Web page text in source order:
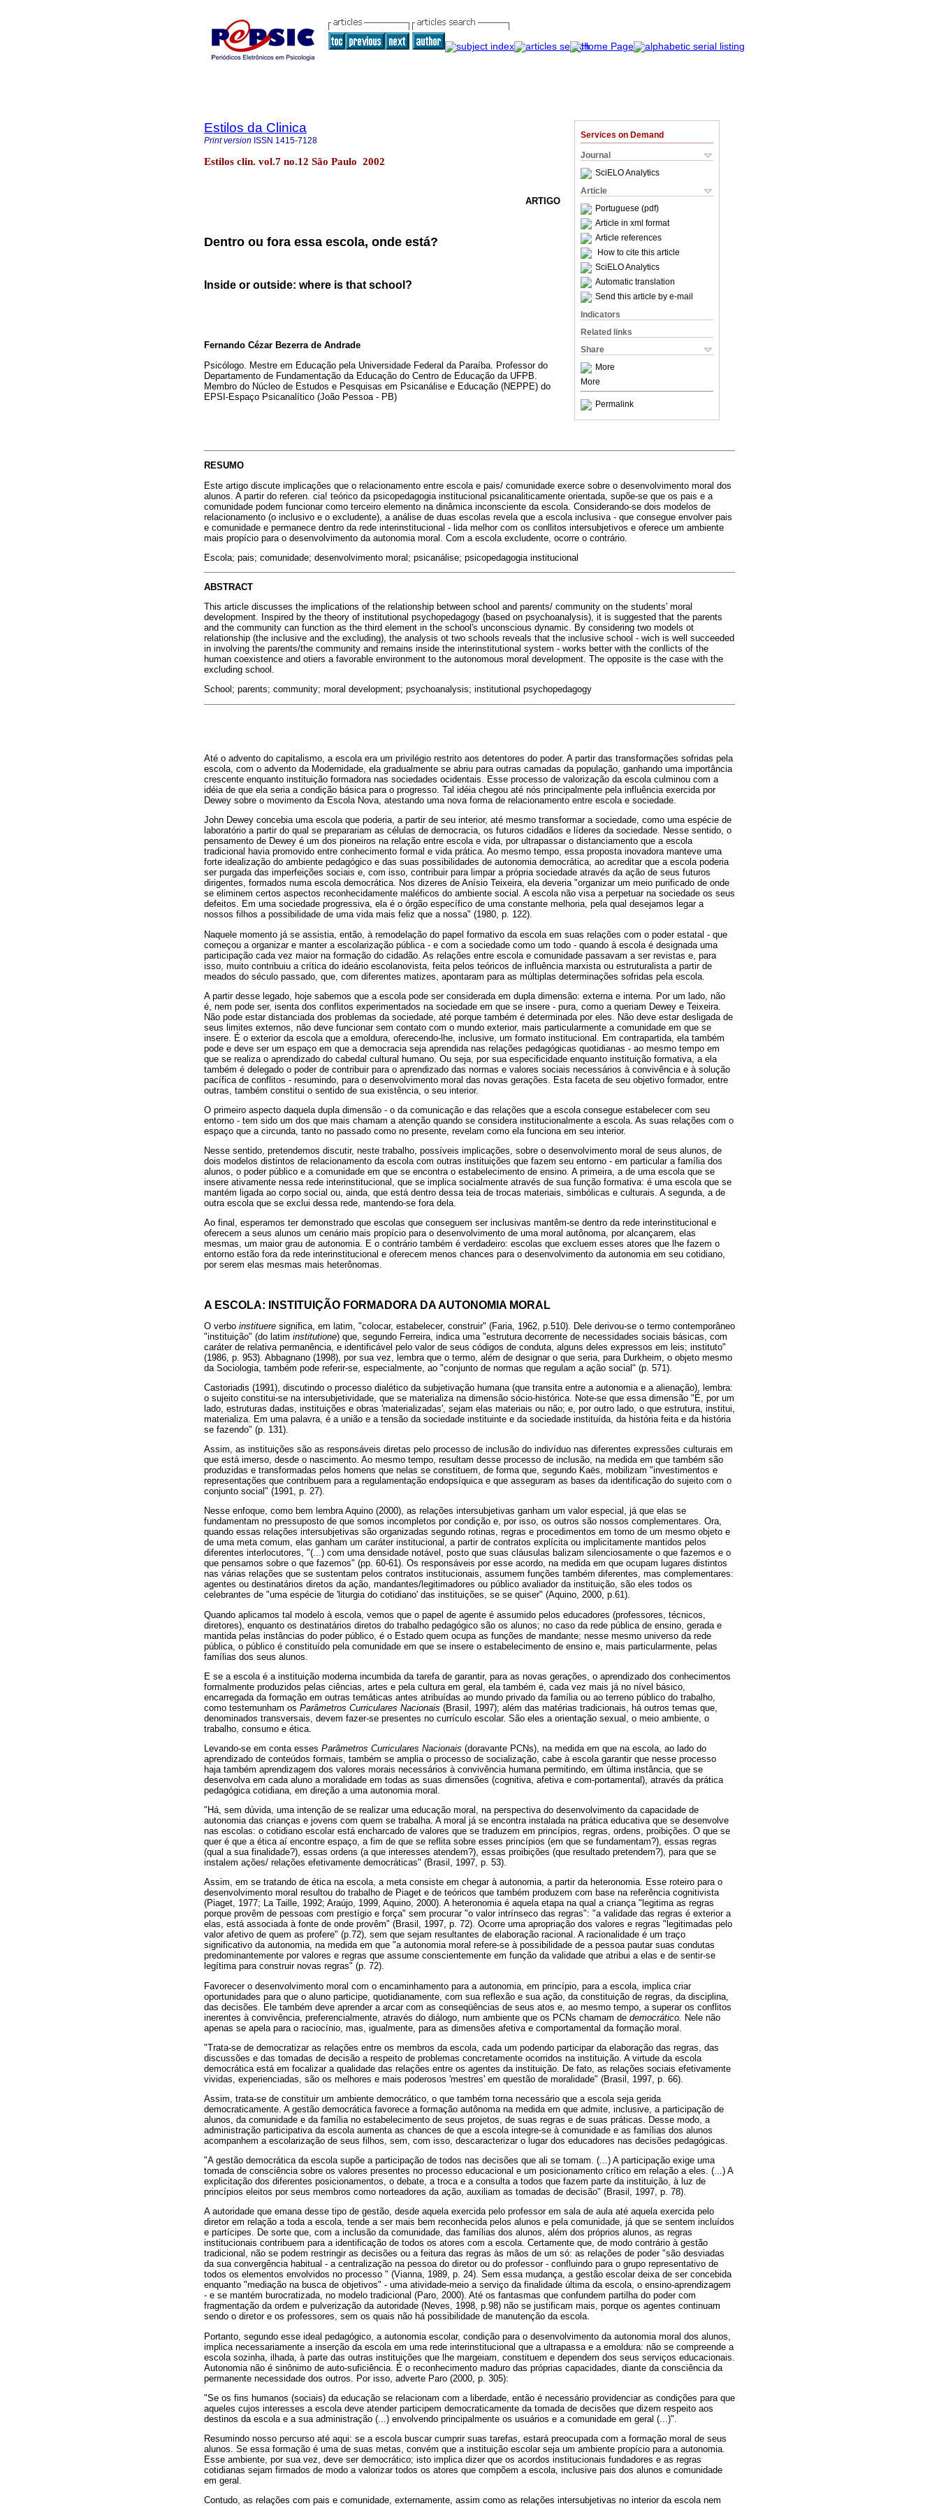
Services on Demand
Journal
SciELO Analytics
Article
Portuguese (pdf)
Article in xml format
Article references
How to cite this article
SciELO Analytics
Automatic translation
Send this article by e-mail
Indicators
Related links
Share
More
More
Permalink
Estilos da Clinica
Print version ISSN 1415-7128
Estilos clin. vol.7 no.12 São Paulo 2002
ARTIGO
Dentro ou fora essa escola, onde está?
Inside or outside: where is that school?
Fernando Cézar Bezerra de Andrade
Psicólogo. Mestre em Educação pela Universidade Federal da Paraíba. Professor do
Departamento de Fundamentação da Educação do Centro de Educação da UFPB.
Membro do Núcleo de Estudos e Pesquisas em Psicanálise e Educação (NEPPE) do
EPSI-Espaço Psicanalítico (João Pessoa - PB)
RESUMO
Este artigo discute implicações que o relacionamento entre escola e pais/ comunidade exerce sobre o desenvolvimento moral dos
alunos. A partir do referen. cia! teórico da psicopedagogia institucional psicanaliticamente orientada, supõe-se que os pais e a
comunidade podem funcionar como terceiro elemento na dinâmica inconsciente da escola. Considerando-se dois modelos de
relacionamento (o inclusivo e o excludente), a análise de duas escolas revela que a escola inclusiva - que consegue envolver pais
e comunidade e permanece dentro da rede interinstitucional - lida melhor com os conllitos intersubjetivos e oferece um ambiente
mais propício para o desenvolvimento da autonomia moral. Com a escola excludente, ocorre o contrário.
Escola; pais; comunidade; desenvolvimento moral; psicanálise; psicopedagogia institucional
ABSTRACT
This article discusses the implications of the relationship between school and parents/ community on the students' moral
development. Inspired by the theory of institutional psychopedagogy (based on psychoanalysis), it is suggested that the parents
and the community can function as the third element in the school's unconscious dynamic. By considering two models ot
relationship (the inclusive and the excluding), the analysis ot two schools reveals that the inclusive school - wich is well succeeded
in involving the parents/the community and remains inside the interinstitutional system - works better with the conllicts of the
human coexistence and otiers a favorable environment to the autonomous moral development. The opposite is the case with the
excluding school.
School; parents; community; moral development; psychoanalysis; institutional psychopedagogy
Até o advento do capitalismo, a escola era um privilégio restrito aos detentores do poder. A partir das transformações sofridas pela
escola, com o advento da Modernidade, ela gradualmente se abriu para outras camadas da população, ganhando uma importância
crescente enquanto instituição formadora nas sociedades ocidentais. Esse processo de valorização da escola culminou com a
idéia de que ela seria a condição básica para o progresso. Tal idéia chegou até nós principalmente pela influência exercida por
Dewey sobre o movimento da Escola Nova, atestando uma nova forma de relacionamento entre escola e sociedade.
John Dewey concebia uma escola que poderia, a partir de seu interior, até mesmo transformar a sociedade, como uma espécie de
laboratório a partir do qual se preparariam as células de democracia, os futuros cidadãos e líderes da sociedade. Nesse sentido, o
pensamento de Dewey é um dos pioneiros na relação entre escola e vida, por ultrapassar o distanciamento que a escola
tradicional havia promovido entre conhecimento formal e vida prática. Ao mesmo tempo, essa proposta inovadora manteve uma
forte idealização do ambiente pedagógico e das suas possibilidades de autonomia democrática, ao acreditar que a escola poderia
ser purgada das imperfeições sociais e, com isso, contribuir para limpar a própria sociedade através da ação de seus futuros
dirigentes, formados numa escola democrática. Nos dizeres de Anísio Teixeira, ela deveria "organizar um meio purificado de onde
se eliminem certos aspectos reconhecidamente maléficos do ambiente social. A escola não visa a perpetuar na sociedade os seus
defeitos. Em uma sociedade progressiva, ela é o órgão específico de uma constante melhoria, pela qual desejamos legar a
nossos filhos a possibilidade de uma vida mais feliz que a nossa" (1980, p. 122).
Naquele momento já se assistia, então, à remodelação do papel formativo da escola em suas relações com o poder estatal - que
começou a organizar e manter a escolarização pública - e com a sociedade como um todo - quando à escola é designada uma
participação cada vez maior na formação do cidadão. As relações entre escola e comunidade passavam a ser revistas e, para
isso, muito contribuiu a crítica do ideário escolanovista, feita pelos teóricos de influência marxista ou estruturalista a partir de
meados do século passado, que, com diferentes matizes, apontaram para as múltiplas determinações sofridas pela escola.
A partir desse legado, hoje sabemos que a escola pode ser considerada em dupla dimensão: externa e interna. Por um lado, não
é, nem pode ser, isenta dos conflitos experimentados na sociedade em que se insere - pura, como a queriam Dewey e Teixeira.
Não pode estar distanciada dos problemas da sociedade, até porque também é determinada por eles. Não deve estar desligada de
seus limites externos, não deve funcionar sem contato com o mundo exterior, mais particularmente a comunidade em que se
insere. É o exterior da escola que a emoldura, oferecendo-lhe, inclusive, um formato institucional. Em contrapartida, ela também
pode e deve ser um espaço em que a democracia seja aprendida nas relações pedagógicas quotidianas - ao mesmo tempo em
que se realiza o aprendizado do cabedal cultural humano. Ou seja, por sua especificidade enquanto instituição formativa, a ela
também é delegado o poder de contribuir para o aprendizado das normas e valores sociais necessários à convivência e à solução
pacífica de conflitos - resumindo, para o desenvolvimento moral das novas gerações. Esta faceta de seu objetivo formador, entre
outras, também constitui o sentido de sua existência, o seu interior.
O primeiro aspecto daquela dupla dimensão - o da comunicação e das relações que a escola consegue estabelecer com seu
entorno - tem sido um dos que mais chamam a atenção quando se considera institucionalmente a escola. As suas relações com o
espaço que a circunda, tanto no passado como no presente, revelam como ela funciona em seu interior.
Nesse sentido, pretendemos discutir, neste trabalho, possíveis implicações, sobre o desenvolvimento moral de seus alunos, de
dois modelos distintos de relacionamento da escola com outras instituições que fazem seu entorno - em particular a família dos
alunos, o poder público e a comunidade em que se encontra o estabelecimento de ensino. A primeira, a de uma escola que se
insere ativamente nessa rede interinstitucional, que se implica socialmente através de sua função formativa: é uma escola que se
mantém ligada ao corpo social ou, ainda, que está dentro dessa teia de trocas materiais, simbólicas e culturais. A segunda, a de
outra escola que se exclui dessa rede, mantendo-se fora dela.
Ao final, esperamos ter demonstrado que escolas que conseguem ser inclusivas mantêm-se dentro da rede interinstitucional e
oferecem a seus alunos um cenário mais propício para o desenvolvimento de uma moral autônoma, por alcançarem, elas
mesmas, um maior grau de autonomia. E o contrário também é verdadeiro: escolas que excluem esses atores que lhe fazem o
entorno estão fora da rede interinstitucional e oferecem menos chances para o desenvolvimento da autonomia em seu cotidiano,
por serem elas mesmas mais heterônomas.
A ESCOLA: INSTITUIÇÃO FORMADORA DA AUTONOMIA MORAL
O verbo instituere significa, em latim, "colocar, estabelecer, construir" (Faria, 1962, p.510). Dele derivou-se o termo contemporâneo
"instituição" (do latim institutione) que, segundo Ferreira, indica uma "estrutura decorrente de necessidades sociais básicas, com
caráter de relativa permanência, e identificável pelo valor de seus códigos de conduta, alguns deles expressos em leis; instituto"
(1986, p. 953). Abbagnano (1998), por sua vez, lembra que o termo, além de designar o que seria, para Durkheim, o objeto mesmo
da Sociologia, também pode referir-se, especialmente, ao "conjunto de normas que regulam a ação social" (p. 571).
Castoriadis (1991), discutindo o processo dialético da subjetivação humana (que transita entre a autonomia e a alienação), lembra:
o sujeito constitui-se na intersubjetividade, que se materializa na dimensão sócio-histórica. Note-se que essa dimensão "É, por um
lado, estruturas dadas, instituições e obras 'materializadas', sejam elas materiais ou não; e, por outro lado, o que estrutura, institui,
materializa. Em uma palavra, é a união e a tensão da sociedade instituinte e da sociedade instituída, da história feita e da história
se fazendo" (p. 131).
Assim, as instituições são as responsáveis diretas pelo processo de inclusão do indivíduo nas diferentes expressões culturais em
que está imerso, desde o nascimento. Ao mesmo tempo, resultam desse processo de inclusão, na medida em que também são
produzidas e transformadas pelos homens que nelas se constituem, de forma que, segundo Kaës, mobilizam "investimentos e
representações que contribuem para a regulamentação endopsíquica e que asseguram as bases da identificação do sujeito com o
conjunto social" (1991, p. 27).
Nesse enfoque, como bem lembra Aquino (2000), as relações intersubjetivas ganham um valor especial, já que elas se
fundamentam no pressuposto de que somos incompletos por condição e, por isso, os outros são nossos complementares. Ora,
quando essas relações intersubjetivas são organizadas segundo rotinas, regras e procedimentos em torno de um mesmo objeto e
de uma meta comum, elas ganham um caráter institucional, a partir de contratos explícita ou implicitamente mantidos pelos
diferentes interlocutores, "(...) com uma densidade notável, posto que suas cláusulas balizam silenciosamente o que fazemos e o
que pensamos sobre o que fazemos" (pp. 60-61). Os responsáveis por esse acordo, na medida em que ocupam lugares distintos
nas várias relações que se sustentam pelos contratos institucionais, assumem funções também diferentes, mas complementares:
agentes ou destinatários diretos da ação, mandantes/legitimadores ou público avaliador da instituição, são eles todos os
celebrantes de "uma espécie de 'liturgia do cotidiano' das instituições, se se quiser" (Aquino, 2000, p.61).
Quando aplicamos tal modelo à escola, vemos que o papel de agente é assumido pelos educadores (professores, técnicos,
diretores), enquanto os destinatários diretos do trabalho pedagógico são os alunos; no caso da rede pública de ensino, gerada e
mantida pelas instâncias do poder público, é o Estado quem ocupa as funções de mandante; nesse mesmo universo da rede
pública, o público é constituído pela comunidade em que se insere o estabelecimento de ensino e, mais particularmente, pelas
famílias dos seus alunos.
E se a escola é a instituição moderna incumbida da tarefa de garantir, para as novas gerações, o aprendizado dos conhecimentos
formalmente produzidos pelas ciências, artes e pela cultura em geral, ela também é, cada vez mais já no nível básico,
encarregada da formação em outras temáticas antes atribuídas ao mundo privado da família ou ao terreno público do trabalho,
como testemunham os Parâmetros Curriculares Nacionais (Brasil, 1997); além das matérias tradicionais, há outros temas que,
denominados transversais, devem fazer-se presentes no currículo escolar. São eles a orientação sexual, o meio ambiente, o
trabalho, consumo e ética.
Levando-se em conta esses Parâmetros Curriculares Nacionais (doravante PCNs), na medida em que na escola, ao lado do
aprendizado de conteúdos formais, também se amplia o processo de socialização, cabe à escola garantir que nesse processo
haja também aprendizagem dos valores morais necessários à convivência humana permitindo, em última instância, que se
desenvolva em cada aluno a moralidade em todas as suas dimensões (cognitiva, afetiva e com-portamental), através da prática
pedagógica cotidiana, em direção a uma autonomia moral.
"Há, sem dúvida, uma intenção de se realizar uma educação moral, na perspectiva do desenvolvimento da capacidade de
autonomia das crianças e jovens com quem se trabalha. A moral já se encontra instalada na prática educativa que se desenvolve
nas escolas: o cotidiano escolar está encharcado de valores que se traduzem em princípios, regras, ordens, proibições. O que se
quer é que a ética aí encontre espaço, a fim de que se reflita sobre esses princípios (em que se fundamentam?), essas regras
(qual a sua finalidade?), essas ordens (a que interesses atendem?), essas proibições (que resultado pretendem?), para que se
instalem ações/ relações efetivamente democráticas" (Brasil, 1997, p. 53).
Assim, em se tratando de ética na escola, a meta consiste em chegar à autonomia, a partir da heteronomia. Esse roteiro para o
desenvolvimento moral resultou do trabalho de Piaget e de teóricos que também produzem com base na referência cognitivista
(Piaget, 1977; La Taille, 1992; Araújo, 1999, Aquino, 2000). A heteronomia é aquela etapa na qual a criança "legitima as regras
porque provêm de pessoas com prestígio e força" sem procurar "o valor intrínseco das regras": "a validade das regras é exterior a
elas, está associada à fonte de onde provêm" (Brasil, 1997, p. 72). Ocorre uma apropriação dos valores e regras "legitimadas pelo
valor afetivo de quem as profere" (p.72), sem que sejam resultantes de elaboração racional. A racionalidade é um traço
significativo da autonomia, na medida em que "a autonomia moral refere-se à possibilidade de a pessoa pautar suas condutas
predominantemente por valores e regras que assume conscientemente em função da validade que atribui a elas e de sentir-se
legítima para construir novas regras" (p. 72).
Favorecer o desenvolvimento moral com o encaminhamento para a autonomia, em princípio, para a escola, implica criar
oportunidades para que o aluno participe, quotidianamente, com sua reflexão e sua ação, da constituição de regras, da disciplina,
das decisões. Ele também deve aprender a arcar com as conseqüências de seus atos e, ao mesmo tempo, a superar os conflitos
inerentes à convivência, preferencialmente, através do diálogo, num ambiente que os PCNs chamam de democrático. Nele não
apenas se apela para o raciocínio, mas, igualmente, para as dimensões afetiva e comportamental da formação moral.
"Trata-se de democratizar as relações entre os membros da escola, cada um podendo participar da elaboração das regras, das
discussões e das tomadas de decisão a respeito de problemas concretamente ocorridos na instituição. A virtude da escola
democrática está em focalizar a qualidade das relações entre os agentes da instituição. De fato, as relações sociais efetivamente
vividas, experienciadas, são os melhores e mais poderosos 'mestres' em questão de moralidade" (Brasil, 1997, p. 66).
Assim, trata-se de constituir um ambiente democrático, o que também torna necessário que a escola seja gerida
democraticamente. A gestão democrática favorece a formação autônoma na medida em que admite, inclusive, a participação de
alunos, da comunidade e da família no estabelecimento de seus projetos, de suas regras e de suas práticas. Desse modo, a
administração participativa da escola aumenta as chances de que a escola integre-se à comunidade e as famílias dos alunos
acompanhem a escolarização de seus filhos, sem, com isso, descaracterizar o lugar dos educadores nas decisões pedagógicas.
"A gestão democrática da escola supõe a participação de todos nas decisões que ali se tomam. (...) A participação exige uma
tomada de consciência sobre os valores presentes no processo educacional e um posicionamento crítico em relação a eles. (...) A
explicitação dos diferentes posicionamentos, o debate, a troca e a consulta a todos que fazem parte da instituição, à luz de
princípios eleitos por seus membros como norteadores da ação, auxiliam as tomadas de decisão" (Brasil, 1997, p. 78).
A autoridade que emana desse tipo de gestão, desde aquela exercida pelo professor em sala de aula até aquela exercida pelo
diretor em relação a toda a escola, tende a ser mais bem reconhecida pelos alunos e pela comunidade, já que se sentem incluídos
e partícipes. De sorte que, com a inclusão da comunidade, das famílias dos alunos, além dos próprios alunos, as regras
institucionais contribuem para a identificação de todos os atores com a escola. Certamente que, de modo contrário à gestão
tradicional, não se podem restringir as decisões ou a feitura das regras às mãos de um só: as relações de poder "são desviadas
da sua convergência habitual - a centralização na pessoa do diretor ou do professor - confluindo para o grupo representativo de
todos os elementos envolvidos no processo " (Vianna, 1989, p. 24). Sem essa mudança, a gestão escolar deixa de ser concebida
enquanto "mediação na busca de objetivos" - uma atividade-meio a serviço da finalidade última da escola, o ensino-aprendizagem
- e se mantém burocratizada, no modelo tradicional (Paro, 2000). Até os fantasmas que confundem partilha do poder com
fragmentação da ordem e pulverização da autoridade (Neves, 1998, p.98) não se justificam mais, porque os agentes continuam
sendo o diretor e os professores, sem os quais não há possibilidade de manutenção da escola.
Portanto, segundo esse ideal pedagógico, a autonomia escolar, condição para o desenvolvimento da autonomia moral dos alunos,
implica necessariamente a inserção da escola em uma rede interinstitucional que a ultrapassa e a emoldura: não se compreende a
escola sozinha, ilhada, à parte das outras instituições que lhe margeiam, constituem e dependem dos seus serviços educacionais.
Autonomia não é sinônimo de auto-suficiência. É o reconhecimento maduro das próprias capacidades, diante da consciência da
permanente necessidade dos outros. Por isso, adverte Paro (2000, p. 305):
"Se os fins humanos (sociais) da educação se relacionam com a liberdade, então é necessário providenciar as condições para que
aqueles cujos interesses a escola deve atender participem democraticamente da tomada de decisões que dizem respeito aos
destinos da escola e a sua administração (...) envolvendo principalmente os usuários e a comunidade em geral (...)".
Resumindo nosso percurso até aqui: se a escola buscar cumprir suas tarefas, estará preocupada com a formação moral de seus
alunos. Se essa formação é uma de suas metas, convém que a instituição escolar seja um ambiente propício para a autonomia.
Esse ambiente, por sua vez, deve ser democrático; isto implica dizer que os acordos institucionais fundadores e as regras
cotidianas sejam firmados de modo a valorizar todos os atores que compõem a escola, inclusive pais dos alunos e comunidade
em geral.
Contudo, as relações com pais e comunidade, externamente, assim como as relações intersubjetivas no interior da escola nem